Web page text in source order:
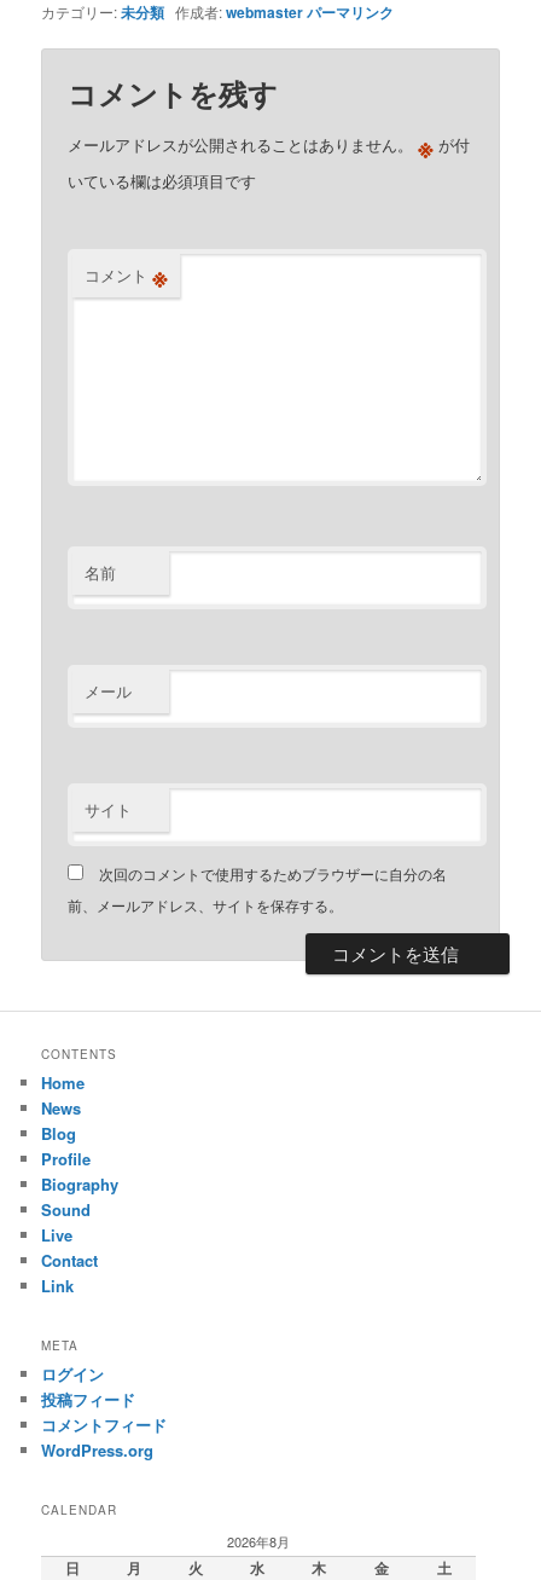
カテゴリー:未分類 作成者:webmasterパーマリンク
コメントを残す
メールアドレスが公開されることはありません。 ※ が付
いている欄は必須項目です
コメント ※
名前
メール
サイト
次回のコメントで使用するためブラウザーに自分の名
前、メールアドレス、サイトを保存する。
CONTENTS
Home
News
Blog
Profile
Biography
Sound
Live
Contact
Link
META
ログイン
投稿フィード
コメントフィード
WordPress.org
CALENDAR
2026年8月
日 月 火 水 木 金 土